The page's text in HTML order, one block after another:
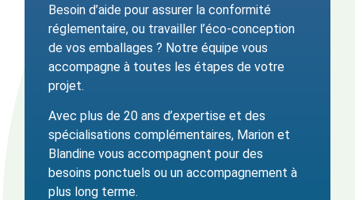
Besoin d’aide pour assurer la conformité
réglementaire, ou travailler l’éco-conception
de vos emballages ? Notre équipe vous
accompagne à toutes les étapes de votre
projet.
Avec plus de 20 ans d’expertise et des
spécialisations complémentaires, Marion et
Blandine vous accompagnent pour des
besoins ponctuels ou un accompagnement à
plus long terme.